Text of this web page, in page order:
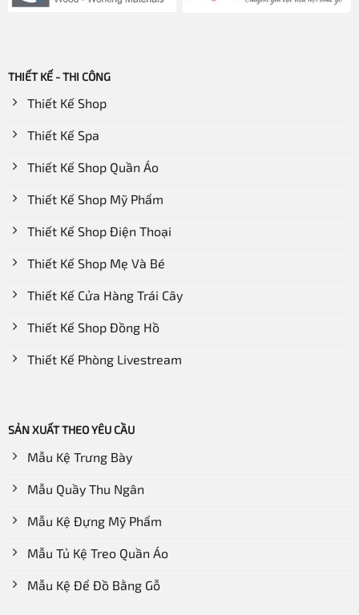
THIẾT KẾ - THI CÔNG
Thiết Kế Shop
Thiết Kế Spa
Thiết Kế Shop Quần Áo
Thiết Kế Shop Mỹ Phẩm
Thiết Kế Shop Điện Thoại
Thiết Kế Shop Mẹ Và Bé
Thiết Kế Cửa Hàng Trái Cây
Thiết Kế Shop Đồng Hồ
Thiết Kế Phòng Livestream
SẢN XUẤT THEO YÊU CẦU
Mẫu Kệ Trưng Bày
Mẫu Quầy Thu Ngân
Mẫu Kệ Đựng Mỹ Phẩm
Mẫu Tủ Kệ Treo Quần Áo
Mẫu Kệ Để Đồ Bằng Gỗ